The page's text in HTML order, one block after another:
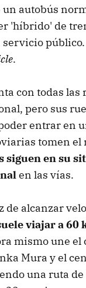
un autobús
'híbrido' de
.
con todas las
pero sus
entrar en
tomen el
siguen en su
en las vías.
de alcanzar
viajar a 60
mismo une
Mura y el
una ruta